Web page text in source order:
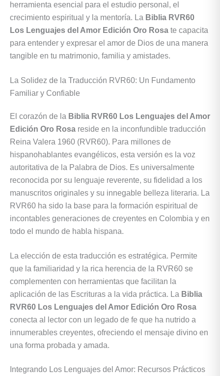
herramienta esencial para el estudio personal, el
crecimiento espiritual y la mentoría. La Biblia RVR60
Los Lenguajes del Amor Edición Oro Rosa te capacita
para entender y expresar el amor de Dios de una manera
tangible en tu matrimonio, familia y amistades.
La Solidez de la Traducción RVR60: Un Fundamento
Familiar y Confiable
El corazón de la Biblia RVR60 Los Lenguajes del Amor
Edición Oro Rosa reside en la inconfundible traducción
Reina Valera 1960 (RVR60). Para millones de
hispanohablantes evangélicos, esta versión es la voz
autoritativa de la Palabra de Dios. Es universalmente
reconocida por su lenguaje reverente, su fidelidad a los
manuscritos originales y su innegable belleza literaria. La
RVR60 ha sido la base para la formación espiritual de
incontables generaciones de creyentes en Colombia y en
todo el mundo de habla hispana.
La elección de esta traducción es estratégica. Permite
que la familiaridad y la rica herencia de la RVR60 se
complementen con herramientas que facilitan la
aplicación de las Escrituras a la vida práctica. La Biblia
RVR60 Los Lenguajes del Amor Edición Oro Rosa
conecta al lector con un legado de fe que ha nutrido a
innumerables creyentes, ofreciendo el mensaje divino en
una forma probada y amada.
Integrando Los Lenguajes del Amor: Recursos Prácticos